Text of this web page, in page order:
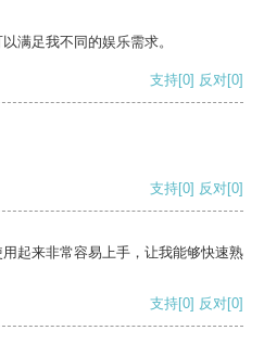
满足我不同的娱乐需求。
支持[0] 反对[0]
支持[0] 反对[0]
起来非常容易上手，让我能够快速熟
支持[0] 反对[0]